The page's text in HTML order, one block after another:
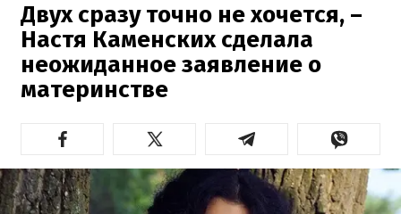
Двух сразу точно не хочется, –
Настя Каменских сделала
неожиданное заявление о
материнстве